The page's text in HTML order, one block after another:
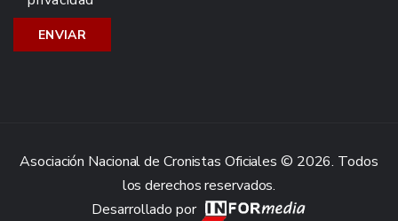
Asociación Nacional de Cronistas Oficiales © 2026. Todos
los derechos reservados.
Desarrollado por